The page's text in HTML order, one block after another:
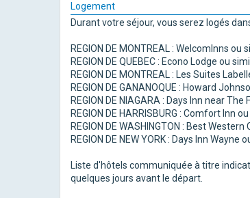
Logement
Durant votre séjour, vous serez logés
REGION DE MONTREAL : Welcomlnns ou
REGION DE QUEBEC : Econo Lodge ou
REGION DE MONTREAL : Les Suites
REGION DE GANANOQUE : Howard
REGION DE NIAGARA : Days Inn near The
REGION DE HARRISBURG : Comfort Inn
REGION DE WASHINGTON : Best
REGION DE NEW YORK : Days Inn Wayne
Liste d'hôtels communiquée à titre
quelques jours avant le départ.